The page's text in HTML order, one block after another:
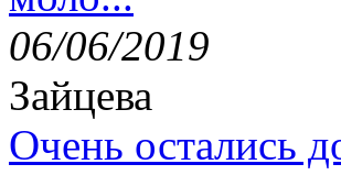
06/06/2019
Зайцева
Очень остались